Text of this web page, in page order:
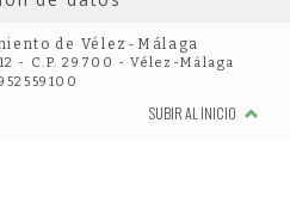
de Vélez-Málaga
- C.P. 29700 - Vélez-Málaga
SUBIR AL INICIO